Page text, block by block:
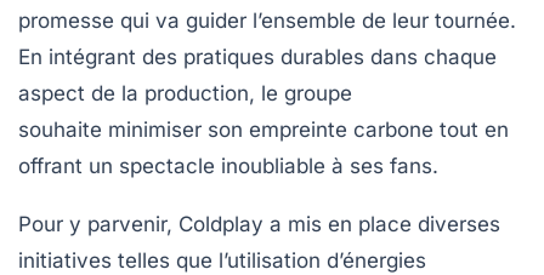
promesse qui va guider l’ensemble de leur tournée.
En intégrant des pratiques durables dans chaque
aspect de la production, le groupe
souhaite minimiser son empreinte carbone tout en
offrant un spectacle inoubliable à ses fans.
Pour y parvenir, Coldplay a mis en place diverses
initiatives telles que l’utilisation d’énergies